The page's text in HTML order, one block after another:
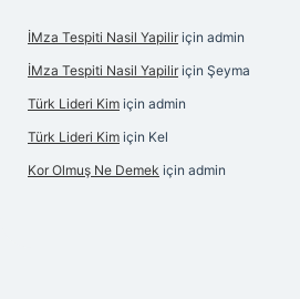
İMza Tespiti Nasil Yapilir için admin
İMza Tespiti Nasil Yapilir için Şeyma
Türk Lideri Kim için admin
Türk Lideri Kim için Kel
Kor Olmuş Ne Demek için admin